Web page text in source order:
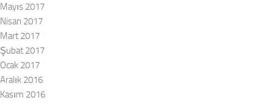
Mayıs 2017
Nisan 2017
Mart 2017
Şubat 2017
Ocak 2017
Aralık 2016
Kasım 2016